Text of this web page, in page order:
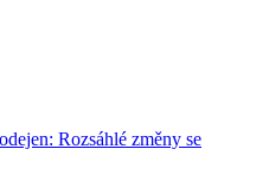
Rozsáhlé změny se